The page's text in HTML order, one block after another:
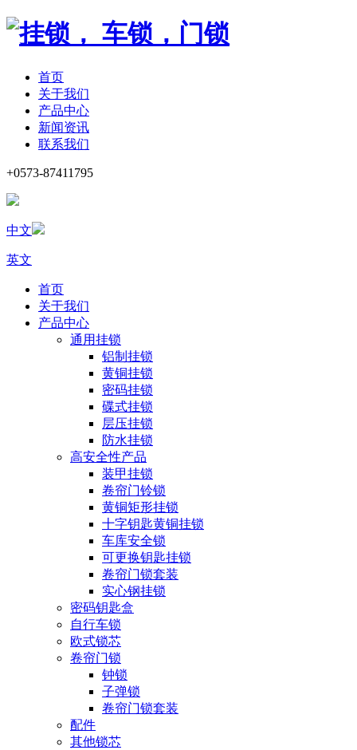
首页
关于我们
产品中心
新闻资讯
联系我们
+0573-87411795
中文
英文
首页
关于我们
产品中心
通用挂锁
铝制挂锁
黄铜挂锁
密码挂锁
碟式挂锁
层压挂锁
防水挂锁
高安全性产品
装甲挂锁
卷帘门铃锁
黄铜矩形挂锁
十字钥匙黄铜挂锁
车库安全锁
可更换钥匙挂锁
卷帘门锁套装
实心钢挂锁
密码钥匙盒
自行车锁
欧式锁芯
卷帘门锁
钟锁
子弹锁
卷帘门锁套装
配件
其他锁芯